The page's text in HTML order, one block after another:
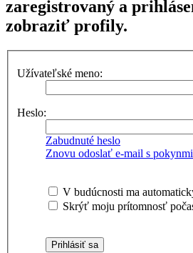
zaregistrovaný a
zobraziť profily.
Užívateľské meno:
Heslo:
Zabudnuté heslo
Znovu odoslať e-mail s
V budúcnosti ma
Skrýť moju prítomnosť